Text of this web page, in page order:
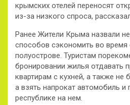
крымских отелей переносят
из-за низкого спроса,
Ранее Жители Крыма назвали
способов сэкономить во время
полуострове. Туристам
бронировании жилья отдавать
квартирам с кухней, а также не
а взять напрокат автомобиль
республике на нем.